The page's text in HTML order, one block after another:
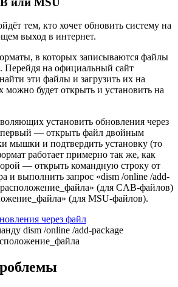
тем, кто хочет обновить систему на
выход в интернет.
в которых записываются файлы
Перейдя на официальный сайт
эти файлы и загрузить их на
можно будет открыть и установить на
установить обновления через
— открыть файл двойным
мышки и подтвердить установку (то
работает примерно так же, как
— открыть командную строку от
и выполнить запрос «dism /online /add-
расположение_файла» (для CAB-файлов)
(для MSU-файлов).
dism /online /add-package